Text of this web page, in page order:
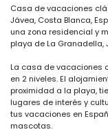
Casa de vacaciones
Jávea, Costa Blanca,
una zona residencial y
playa de La Granadella,
La casa de vacaciones
en 2 niveles. El
proximidad a la playa,
lugares de interés y
tus vacaciones en
mascotas.